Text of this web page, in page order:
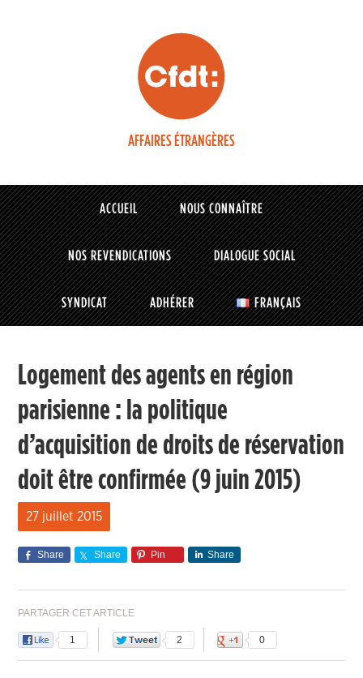
AFFAIRES ÉTRANGÈRES
ACCUEIL NOUS CONNAÎTRE
NOS REVENDICATIONS DIALOGUE SOCIAL
SYNDICAT ADHÉRER FRANÇAIS
Logement des agents en région
parisienne : la politique
d’acquisition de droits de réservation
doit être confirmée (9 juin 2015)
27 juillet 2015
Share Share Pin Share
PARTAGER CET ARTICLE
1 2 0